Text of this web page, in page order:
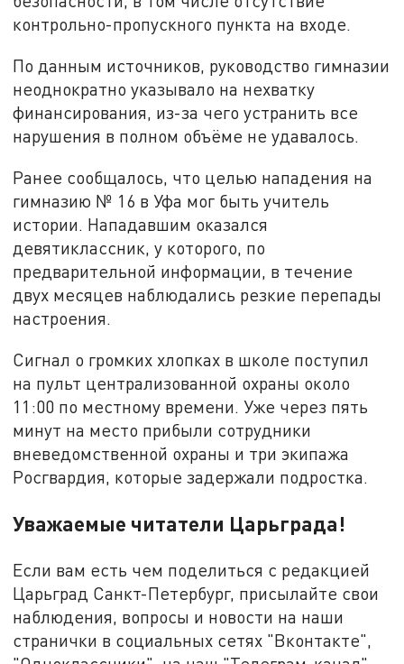
контрольно-пропускного пункта на входе.
По данным источников, руководство гимназии
неоднократно указывало на нехватку
финансирования, из-за чего устранить все
нарушения в полном объёме не удавалось.
Ранее сообщалось, что целью нападения на
гимназию № 16 в Уфа мог быть учитель
истории. Нападавшим оказался
девятиклассник, у которого, по
предварительной информации, в течение
двух месяцев наблюдались резкие перепады
настроения.
Сигнал о громких хлопках в школе поступил
на пульт централизованной охраны около
11:00 по местному времени. Уже через пять
минут на место прибыли сотрудники
вневедомственной охраны и три экипажа
Росгвардия, которые задержали подростка.
Уважаемые читатели Царьграда!
Если вам есть чем поделиться с редакцией
Царьград Санкт-Петербург, присылайте свои
наблюдения, вопросы и новости на наши
странички в социальных сетях "Вконтакте",